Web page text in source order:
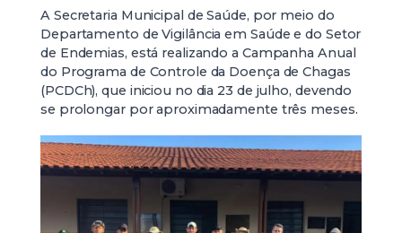
A Secretaria Municipal de Saúde, por meio do
Departamento de Vigilância em Saúde e do Setor
de Endemias, está realizando a Campanha Anual
do Programa de Controle da Doença de Chagas
(PCDCh), que iniciou no dia 23 de julho, devendo
se prolongar por aproximadamente três meses.